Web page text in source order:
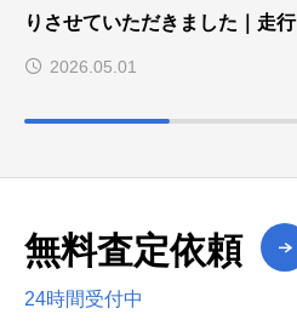
りさせていただきました｜走行
41,000km
2026.05.01
無料査定依頼
24時間受付中